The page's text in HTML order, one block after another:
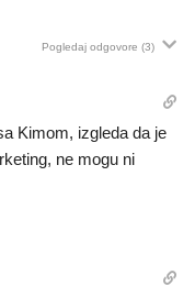
Pogledaj odgovore (3)
Kimom, izgleda da je
ne mogu ni